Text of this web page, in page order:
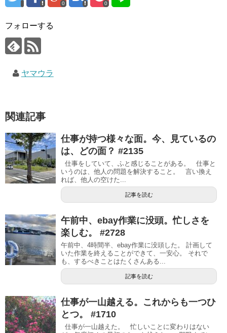
0 0
フォローする
ヤマウラ
関連記事
仕事が持つ様々な面。今、見ているの
は、どの面？ #2135
仕事をしていて、ふと感じることがある。 仕事と
いうのは、他人の問題を解決すること。 言い換え
れば、他人の空けた...
記事を読む
午前中、ebay作業に没頭。忙しさを
楽しむ。 #2728
午前中、4時間半、ebay作業に没頭した。 計画して
いた作業を終えることができて、一安心。 それで
も、するべきことはたくさんある...
記事を読む
仕事が一山越える。これからも一つひ
とつ。 #1710
仕事が一山越えた。 忙しいことに変わりはない